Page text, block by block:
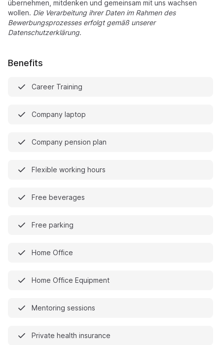
übernehmen, mitdenken und gemeinsam mit uns wachsen
wollen. Die Verarbeitung ihrer Daten im Rahmen des
Bewerbungsprozesses erfolgt gemäß unserer
Datenschutzerklärung.
Benefits
Career Training
Company laptop
Company pension plan
Flexible working hours
Free beverages
Free parking
Home Office
Home Office Equipment
Mentoring sessions
Private health insurance